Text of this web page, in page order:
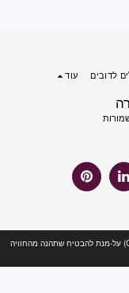
אתר זה משתמש ב"עוגיות" (Cookie) על-מנת להבטיח שתהנה מהחוויה
לדובים עוד